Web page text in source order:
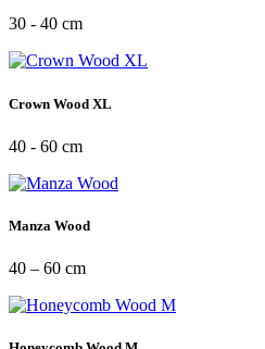
30 - 40 cm
Crown Wood XL
40 - 60 cm
Manza Wood
40 – 60 cm